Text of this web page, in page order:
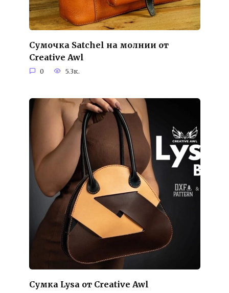
Сумочка Satchel на молнии от
Creative Awl
0 5.3к.
Сумка Lysa от Creative Awl